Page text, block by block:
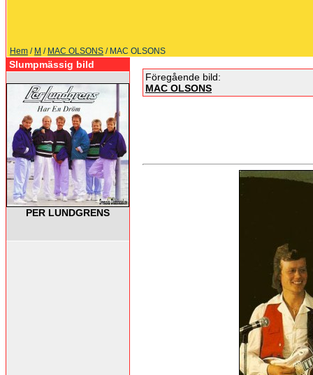
Hem / M / MAC OLSONS / MAC OLSONS
Slumpmässig bild
PER LUNDGRENS
Föregående bild:
MAC OLSONS